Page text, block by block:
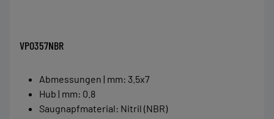
VPO357NBR
Abmessungen | mm: 3.5x7
Hub | mm: 0.8
Saugnapfmaterial: Nitril (NBR)